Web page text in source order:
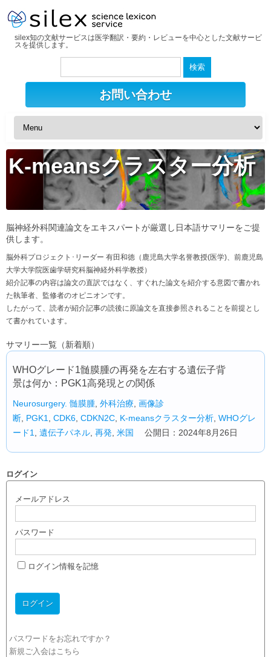
silex知の文献サービスは医学翻訳・要約・レビューを中心とした文献サービ
スを提供します。
検
お問い合わせ
K-meansクラスター分析
脳神経外科関連論文をエキスパートが厳選し日本語サマリーをご提
供します。
脳外科プロジェクト･リーダー 有田和徳（鹿児島大学名誉教授(医学)、前鹿児島
大学大学院医歯学研究科脳神経外科学教授）
紹介記事の内容は論文の直訳ではなく、すぐれた論文を紹介する意図で書かれ
た執筆者、監修者のオピニオンです。
したがって、読者が紹介記事の読後に原論文を直接参照されることを前提とし
て書かれています。
サマリー一覧（新着順）
WHOグレード1髄膜腫の再発を左右する遺伝子背
景は何か：PGK1高発現との関係
Neurosurgery. 髄膜腫 外科治療 画像診
断 PGK1 CDK6 CDKN2C K-meansクラスター分析 WHOグレ
ード1
遺伝子パネル 再発 米国 公開日：2024年8月26日
ログイン
メールアドレス
パスワード
ログイン情報を記憶
パスワードをお忘れですか？
新規ご入会はこちら